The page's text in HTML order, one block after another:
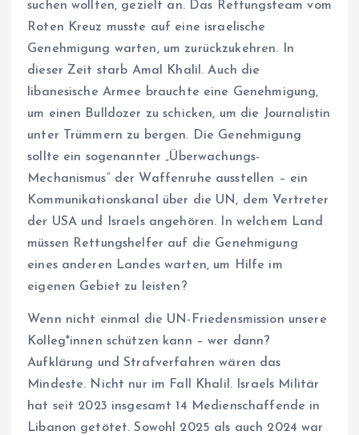
suchen wollten, gezielt an. Das Rettungsteam vom
Roten Kreuz musste auf eine israelische
Genehmigung warten, um zurückzukehren. In
dieser Zeit starb Amal Khalil. Auch die
libanesische Armee brauchte eine Genehmigung,
um einen Bulldozer zu schicken, um die Journalistin
unter Trümmern zu bergen. Die Genehmigung
sollte ein sogenannter „Überwachungs-
Mechanismus“ der Waffenruhe ausstellen – ein
Kommunikationskanal über die UN, dem Vertreter
der USA und Israels angehören. In welchem Land
müssen Rettungshelfer auf die Genehmigung
eines anderen Landes warten, um Hilfe im
eigenen Gebiet zu leisten?
Wenn nicht einmal die UN-Friedensmission unsere
Kol­le­g*in­nen schützen kann – wer dann?
Aufklärung und Strafverfahren wären das
Mindeste. Nicht nur im Fall Khalil. Israels Militär
hat seit 2023 insgesamt 14 Medienschaffende in
Libanon getötet. Sowohl 2025 als auch 2024 war